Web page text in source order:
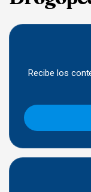
Recibe los